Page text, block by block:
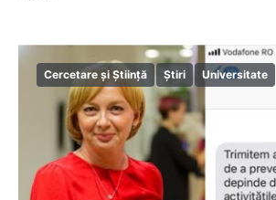
Cercetare și Știință Știri Universitate